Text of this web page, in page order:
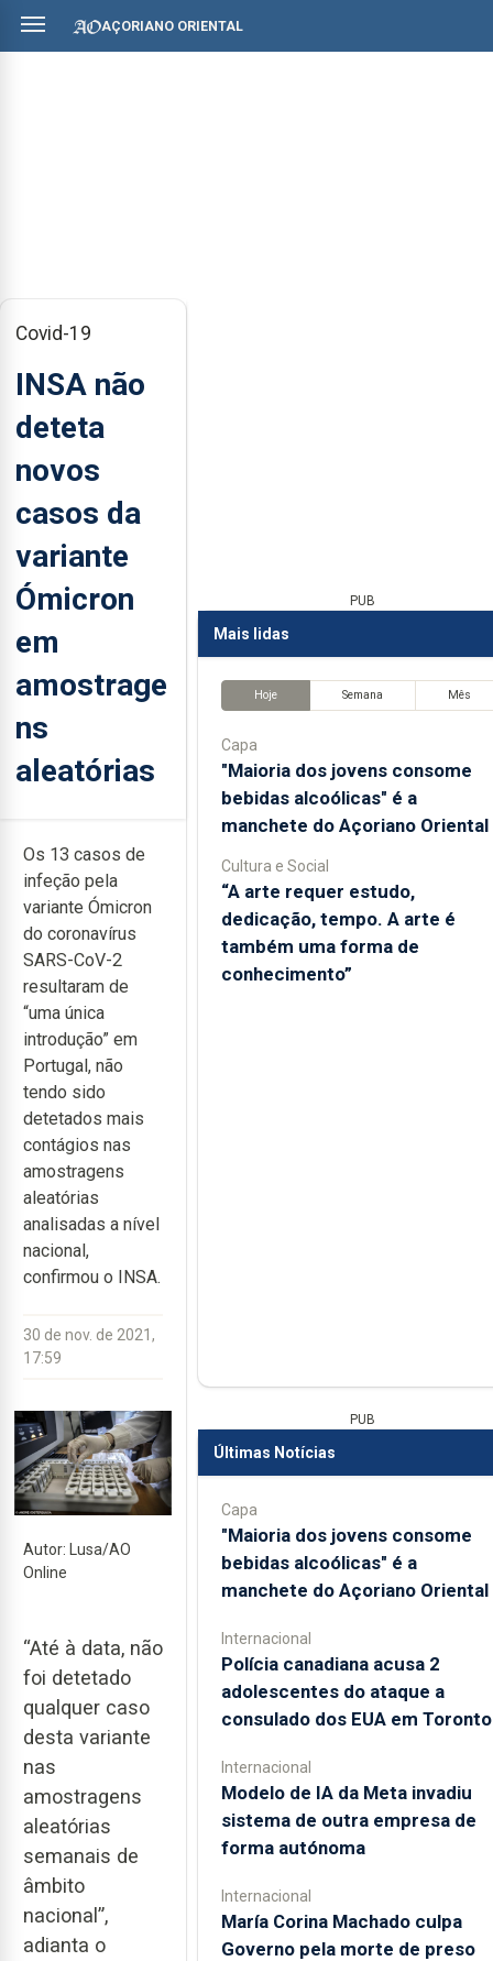
AÇORIANO ORIENTAL
Covid-19
INSA não
deteta
novos
casos da
variante
Ómicron
em
amostrage
ns
aleatórias
Os 13 casos de
infeção pela
variante Ómicron
do coronavírus
SARS-CoV-2
resultaram de
“uma única
introdução” em
Portugal, não
tendo sido
detetados mais
contágios nas
amostragens
aleatórias
analisadas a nível
nacional,
confirmou o INSA.
30 de nov. de 2021,
17:59
Autor: Lusa/AO
Online
“Até à data, não
foi detetado
qualquer caso
desta variante
nas
amostragens
aleatórias
semanais de
âmbito
nacional”,
adianta o
PUB
Mais lidas
Hoje Semana Mês
Capa
"Maioria dos jovens consome
bebidas alcoólicas" é a
manchete do Açoriano Oriental
Cultura e Social
“A arte requer estudo,
dedicação, tempo. A arte é
também uma forma de
conhecimento”
PUB
Últimas Notícias
Capa
"Maioria dos jovens consome
bebidas alcoólicas" é a
manchete do Açoriano Oriental
Internacional
Polícia canadiana acusa 2
adolescentes do ataque a
consulado dos EUA em Toronto
Internacional
Modelo de IA da Meta invadiu
sistema de outra empresa de
forma autónoma
Internacional
María Corina Machado culpa
Governo pela morte de preso